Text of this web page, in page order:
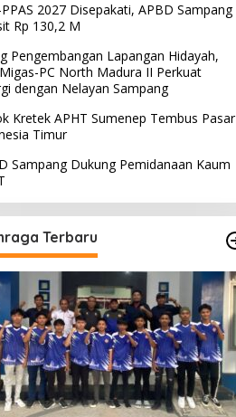
PPAS 2027 Disepakati, APBD Sampang
Rp 130,2 M
Pengembangan Lapangan Hidayah,
PC North Madura II Perkuat
dengan Nelayan Sampang
Kretek APHT Sumenep Tembus Pasar
Timur
Sampang Dukung Pemidanaan Kaum
Terbaru